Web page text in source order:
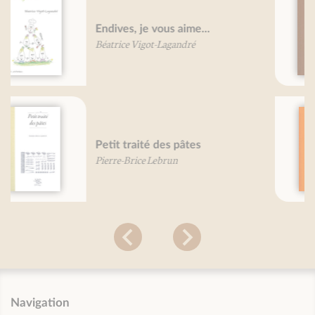
Grand traité du chocolat
Mireille Gayet
Grand Traité des épices
Mireille Gayet
Navigation